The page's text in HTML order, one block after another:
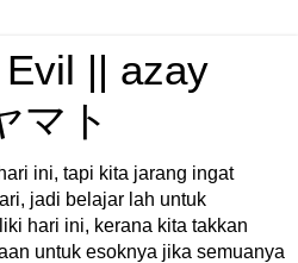
|| azay
マト
ini, tapi kita jarang ingat
jadi belajar lah untuk
hari ini, kerana kita takkan
untuk esoknya jika semuanya